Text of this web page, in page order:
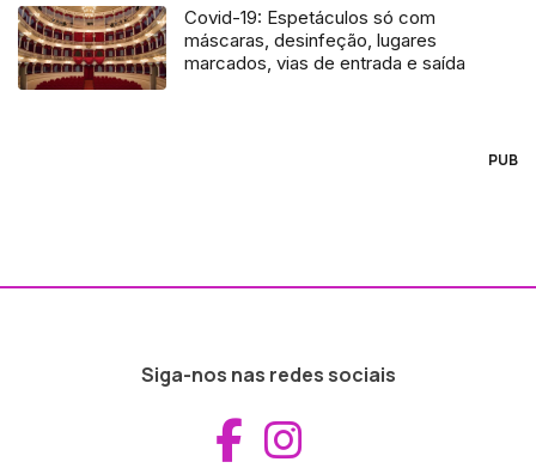
Covid-19: Espetáculos só com
máscaras, desinfeção, lugares
marcados, vias de entrada e saída
PUB
Siga-nos nas redes sociais
Aceder ao